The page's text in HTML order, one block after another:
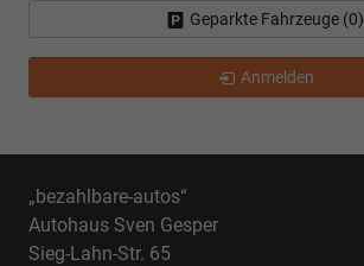
Geparkte Fahrzeuge (0)
Anmelden
„bezahlbare-autos“
Autohaus Sven Gesper
Sieg-Lahn-Str. 65